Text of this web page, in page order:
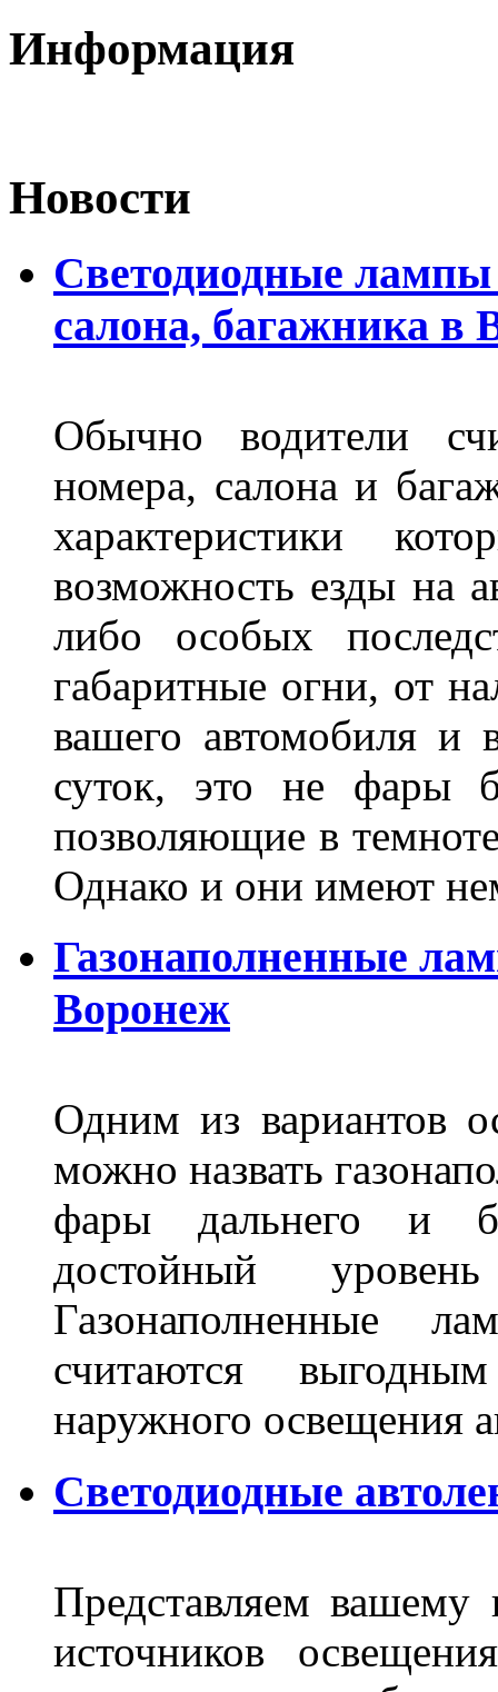
Информация
Новости
Светодиодные лампы
салона, багажника в
Обычно водители
номера, салона и
характеристики
возможность езды на
либо особых
габаритные огни, от
вашего автомобиля и
суток, это не фары
позволяющие в
Однако и они имеют
Газонаполненные
Воронеж
Одним из вариантов
можно назвать
фары дальнего и
достойный
Газонаполненные
считаются
наружного освещения
Светодиодные
Представляем
источников